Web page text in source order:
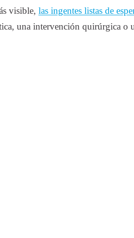
visible, las ingentes listas de
una intervención quirúrgica o